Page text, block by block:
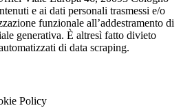
e ai dati personali trasmessi e/o
funzionale all’addestramento di
generativa. È altresì fatto divieto
di data scraping.
Policy